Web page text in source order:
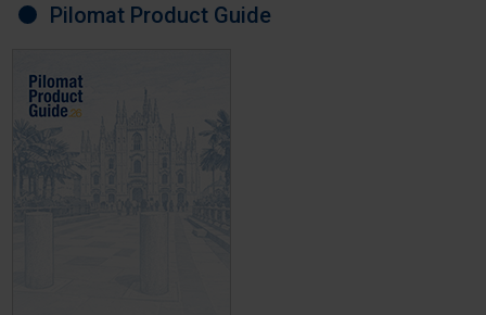
Pilomat Product Guide